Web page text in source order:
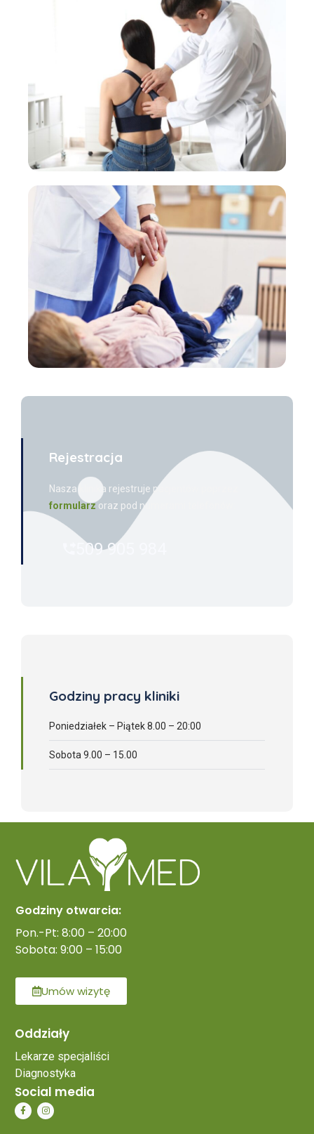
Rejestracja
Nasza klinika rejestruje pacjentów poprzez
formularz oraz pod numerami telefonów:
509 905 984
Godziny pracy kliniki
Poniedziałek – Piątek 8.00 – 20:00
Sobota 9.00 – 15.00
Godziny otwarcia:
Pon.-Pt: 8:00 – 20:00
Sobota: 9:00 – 15:00
Umów wizytę
Oddziały
Lekarze specjaliści
Diagnostyka
Social media